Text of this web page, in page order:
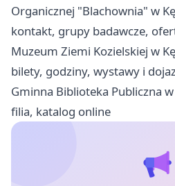
Organicznej "Blachownia" w
kontakt, grupy badawcze,
Muzeum Ziemi Kozielskiej w
bilety, godziny, wystawy i
Gminna Biblioteka Publiczna
filia, katalog online